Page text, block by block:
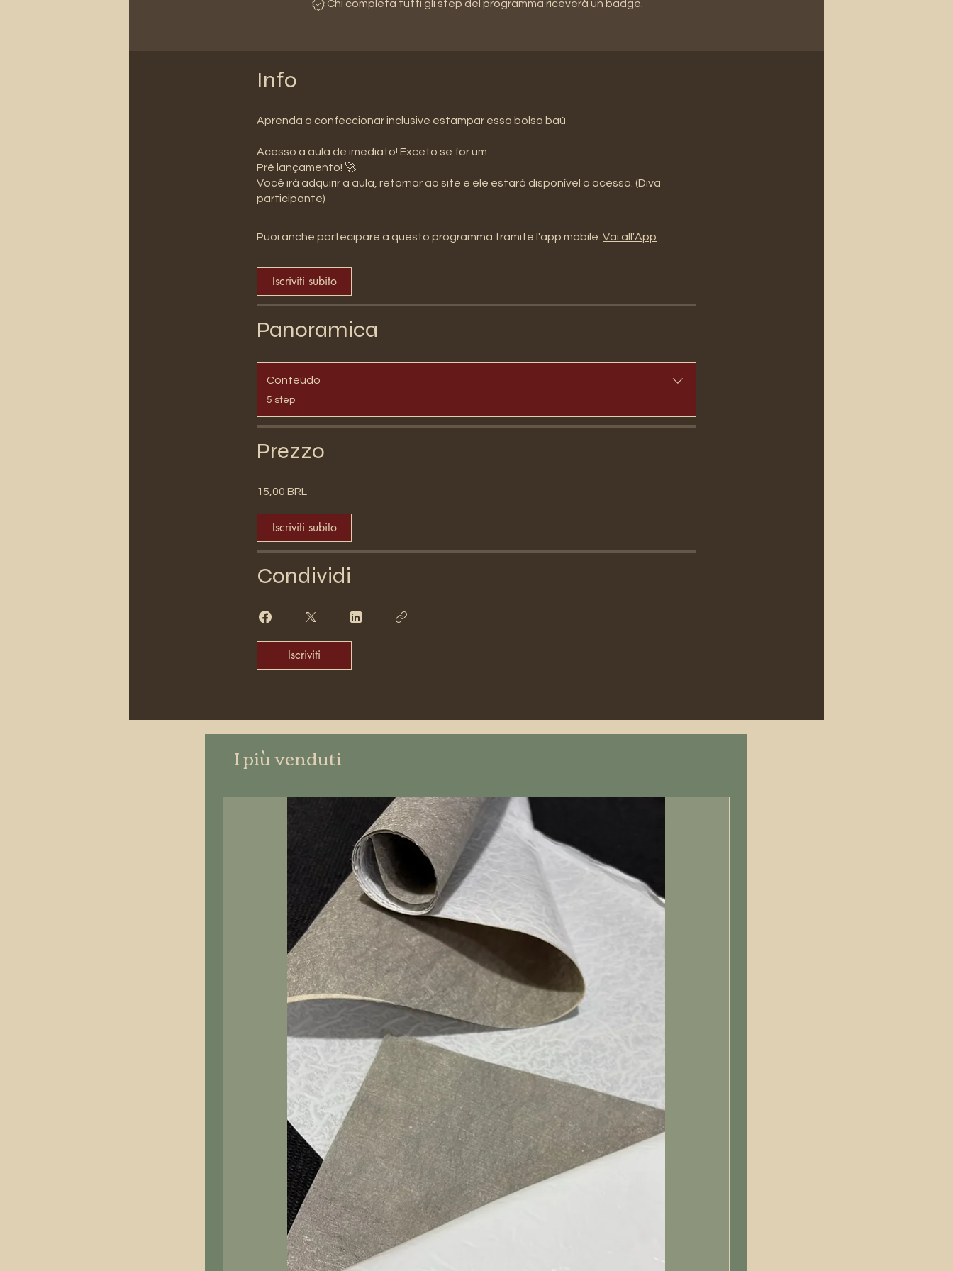
Chi completa tutti gli step del programma riceverà un badge.
Info
Aprenda a confeccionar inclusive estampar essa bolsa baú
Acesso a aula de imediato! Exceto se for um
Pré lançamento! 🚀
Você irá adquirir a aula, retornar ao site e ele estará disponível o acesso. (Diva
participante)
Puoi anche partecipare a questo programma tramite l'app mobile. Vai all'App
Iscriviti subito
Panoramica
Conteúdo
.5 step
Prezzo
15,00 BRL
Iscriviti subito
Condividi
Iscriviti
I più venduti